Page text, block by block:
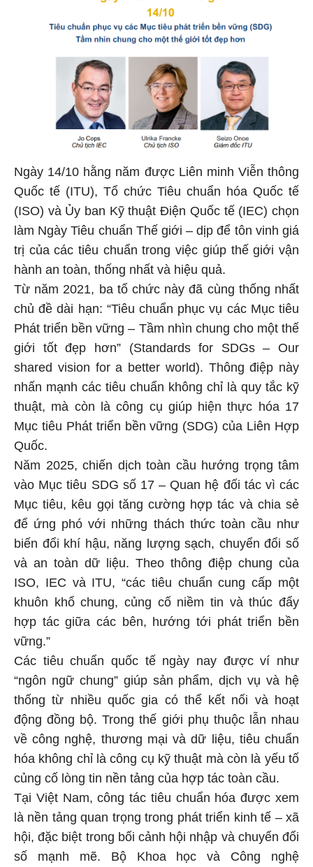
Ngày 14/10 hằng năm được Liên minh Viễn thông
Quốc tế (ITU), Tổ chức Tiêu chuẩn hóa Quốc tế
(ISO) và Ủy ban Kỹ thuật Điện Quốc tế (IEC) chọn
làm Ngày Tiêu chuẩn Thế giới – dịp để tôn vinh giá
trị của các tiêu chuẩn trong việc giúp thế giới vận
hành an toàn, thống nhất và hiệu quả.
Từ năm 2021, ba tổ chức này đã cùng thống nhất
chủ đề dài hạn: “Tiêu chuẩn phục vụ các Mục tiêu
Phát triển bền vững – Tầm nhìn chung cho một thế
giới tốt đẹp hơn” (Standards for SDGs – Our
shared vision for a better world). Thông điệp này
nhấn mạnh các tiêu chuẩn không chỉ là quy tắc kỹ
thuật, mà còn là công cụ giúp hiện thực hóa 17
Mục tiêu Phát triển bền vững (SDG) của Liên Hợp
Quốc.
Năm 2025, chiến dịch toàn cầu hướng trọng tâm
vào Mục tiêu SDG số 17 – Quan hệ đối tác vì các
Mục tiêu, kêu gọi tăng cường hợp tác và chia sẻ
để ứng phó với những thách thức toàn cầu như
biến đổi khí hậu, năng lượng sạch, chuyển đổi số
và an toàn dữ liệu. Theo thông điệp chung của
ISO, IEC và ITU, “các tiêu chuẩn cung cấp một
khuôn khổ chung, củng cố niềm tin và thúc đẩy
hợp tác giữa các bên, hướng tới phát triển bền
vững.”
Các tiêu chuẩn quốc tế ngày nay được ví như
“ngôn ngữ chung” giúp sản phẩm, dịch vụ và hệ
thống từ nhiều quốc gia có thể kết nối và hoạt
động đồng bộ. Trong thế giới phụ thuộc lẫn nhau
về công nghệ, thương mại và dữ liệu, tiêu chuẩn
hóa không chỉ là công cụ kỹ thuật mà còn là yếu tố
củng cố lòng tin nền tảng của hợp tác toàn cầu.
Tại Việt Nam, công tác tiêu chuẩn hóa được xem
là nền tảng quan trọng trong phát triển kinh tế – xã
hội, đặc biệt trong bối cảnh hội nhập và chuyển đổi
số mạnh mẽ. Bộ Khoa học và Công nghệ